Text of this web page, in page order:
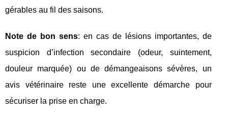
gérables au fil des saisons.
Note de bon sens: en cas de lésions importantes, de
suspicion d’infection secondaire (odeur, suintement,
douleur marquée) ou de démangeaisons sévères, un
avis vétérinaire reste une excellente démarche pour
sécuriser la prise en charge.